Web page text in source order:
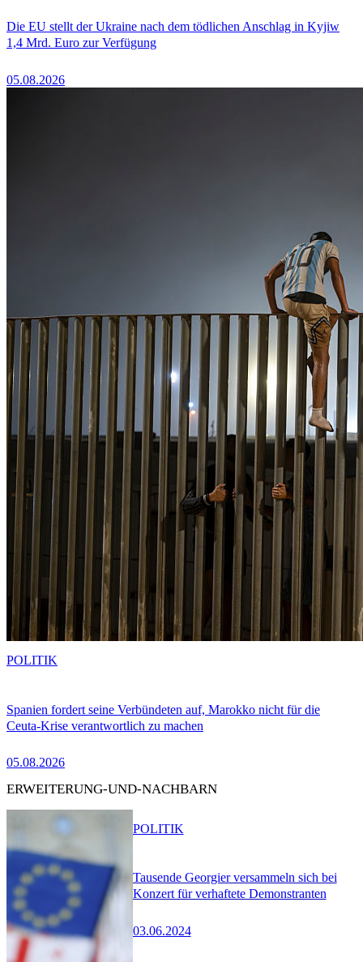
Die EU stellt der Ukraine nach dem tödlichen Anschlag in Kyjiw
1,4 Mrd. Euro zur Verfügung
05.08.2026
Spanien fordert seine Verbündeten auf, Marokko nicht für die
Ceuta-Krise verantwortlich zu machen
05.08.2026
POLITIK
ERWEITERUNG-UND-NACHBARN
Tausende Georgier versammeln sich bei
Konzert für verhaftete Demonstranten
03.06.2024
POLITIK